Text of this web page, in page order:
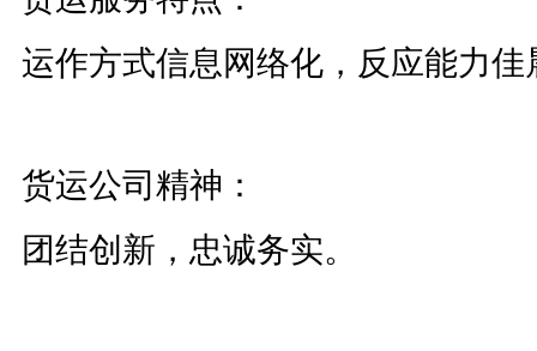
运作方式信息网络化，反应能力
货运公司精神：
团结创新，忠诚务实。